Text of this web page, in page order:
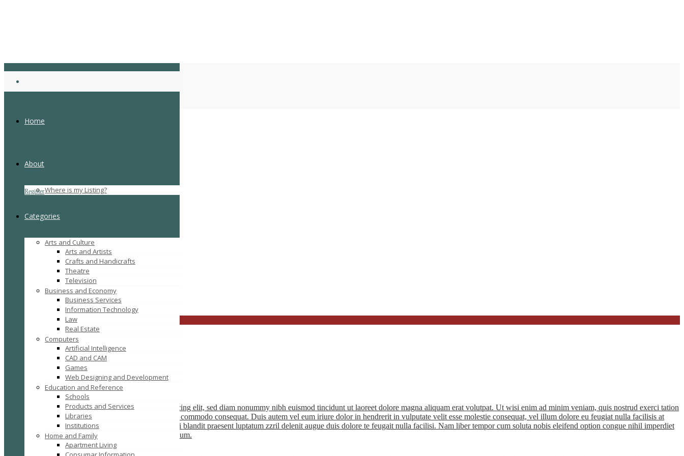
Register
Home
About
Where is my Listing?
Categories
Arts and Culture
Arts and Artists
Crafts and Handicrafts
Theatre
Television
Business and Economy
Business Services
Information Technology
Law
Real Estate
Computers
Artificial Intelligence
CAD and CAM
Games
Web Designing and Development
Education and Reference
Schools
Products and Services
Libraries
Institutions
Home and Family
Apartment Living
anankidsseo123
Home
Click to see
RESET
Company Name
Lorem ipsum dolor sit amet, consectetuer adipiscing elit, sed diam nonummy nibh euismod tincidunt ut laoreet dolore magna aliquam erat volutpat. Ut wisi enim ad minim veniam, quis nostrud exerci tation
ullamcorper suscipit lobortis nisl ut aliquip ex ea commodo consequat. Duis autem vel eum iriure dolor in hendrerit in vulputate velit esse molestie consequat, vel illum dolore eu feugiat nulla facilisis at
vero eros et accumsan et iusto odio dignissim qui blandit praesent luptatum zzril delenit augue duis dolore te feugait nulla facilisi. Nam liber tempor cum soluta nobis eleifend option congue nihil imperdiet
doming id quod mazim placerat facer possim assum.